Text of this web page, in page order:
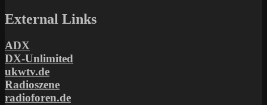
External Links
ADX
DX-Unlimited
ukwtv.de
Radioszene
radioforen.de